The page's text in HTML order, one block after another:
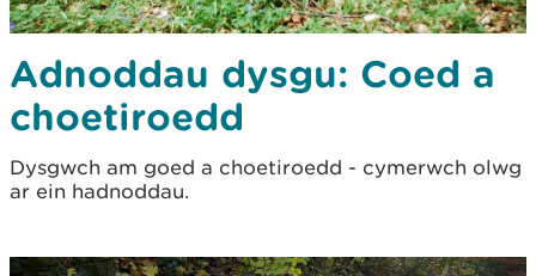
Adnoddau dysgu: Coed a
choetiroedd
Dysgwch am goed a choetiroedd - cymerwch olwg
ar ein hadnoddau.